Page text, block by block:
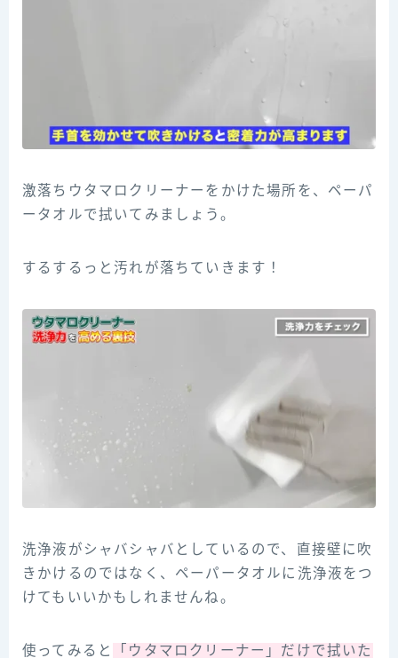
激落ちウタマロクリーナーをかけた場所を、ペーパ
ータオルで拭いてみましょう。
するするっと汚れが落ちていきます！
洗浄液がシャバシャバとしているので、直接壁に吹
きかけるのではなく、ペーパータオルに洗浄液をつ
けてもいいかもしれませんね。
使ってみると
「ウタマロクリーナー」だけで拭いた